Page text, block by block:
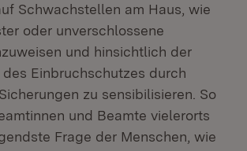
Schwachstellen am Haus, wie
oder unverschlossene
und hinsichtlich der
Einbruchschutzes durch
zu sensibilisieren. So
und Beamte vielerorts
Frage der Menschen, wie